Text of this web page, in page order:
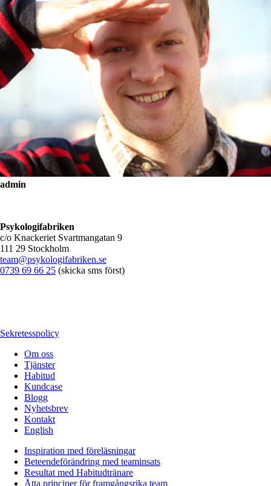
admin
Psykologifabriken
c/o Knackeriet Svartmangatan 9
111 29 Stockholm
team@psykologifabriken.se
0739 69 66 25 (skicka sms först)
Sekretesspolicy
Om oss
Tjänster
Habitud
Kundcase
Blogg
Nyhetsbrev
Kontakt
English
Inspiration med föreläsningar
Beteendeförändring med teaminsats
Resultat med Habitudtränare
Åtta principer för framgångsrika team